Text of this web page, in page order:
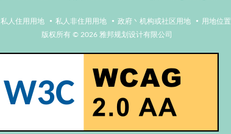
私人住用用地 私人非住用用地 政府丶机构或社区用地 用地位置
版权所有 © 2026 雅邦规划设计有限公司